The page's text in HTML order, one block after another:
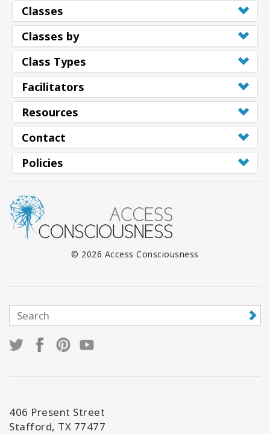
Classes
Classes by
Class Types
Facilitators
Resources
Contact
Policies
© 2026 Access Consciousness
406 Present Street
Stafford, TX 77477